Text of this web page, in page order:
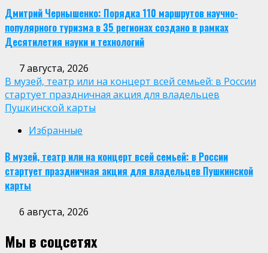
Дмитрий Чернышенко: Порядка 110 маршрутов научно-
популярного туризма в 35 регионах создано в рамках
Десятилетия науки и технологий
7 августа, 2026
В музей, театр или на концерт всей семьей: в России
стартует праздничная акция для владельцев
Пушкинской карты
Избранные
В музей, театр или на концерт всей семьей: в России
стартует праздничная акция для владельцев Пушкинской
карты
6 августа, 2026
Мы в соцсетях